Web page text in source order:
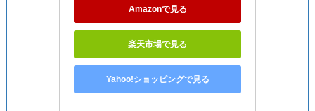
Amazonで見る
楽天市場で見る
Yahoo!ショッピングで見る